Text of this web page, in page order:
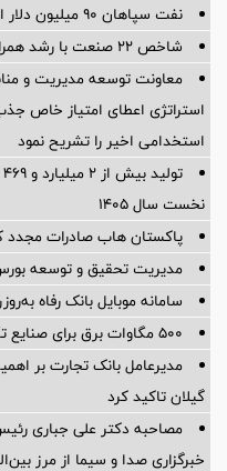
نفت سپاهان ۹۰ میلیون دلار ارزآوری کرد
شاخص ۲۲ صنعت با رشد همراه شد
معاونت توسعه مدیریت و
استراتژی اعطای امتیاز خاص
استخدامی اخیر را تشریح نمود
نخست سال ۱۴۰۵
پاکستان هاب صادرات مجدد
مدیریت تحقیق و توسعه‌ بورس
سامانه موبایل بانک رفاه
۵۰۰ مگاوات برق برای صنایع تأمین شد
مدیرعامل بانک تجارت بر
گیلان تاکید کرد
مصاحبه دکتر علی جباری
خبرگزاری صدا و سیما از مرز